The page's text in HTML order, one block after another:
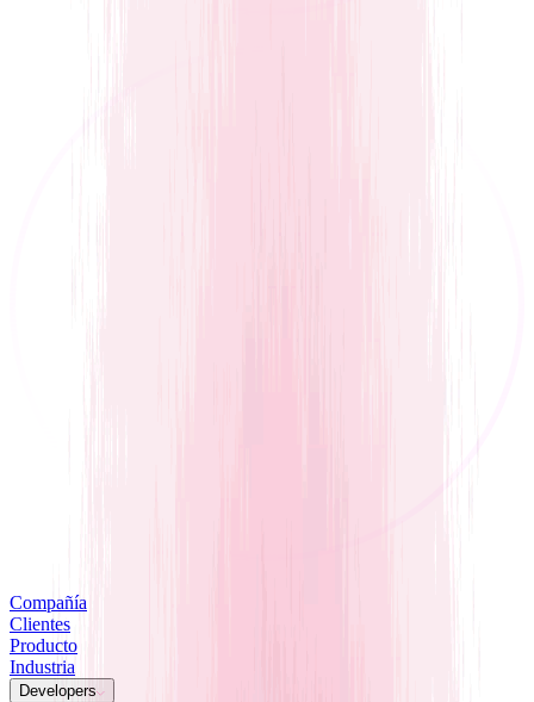
Compañía
Clientes
Producto
Industria
Developers